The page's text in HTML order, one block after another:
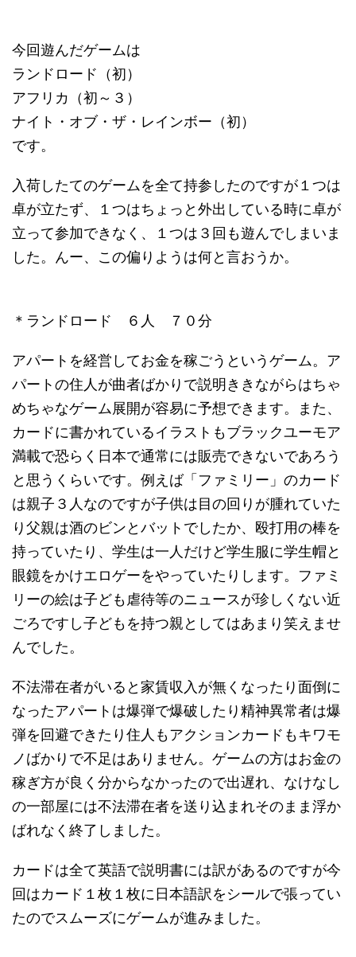
今回遊んだゲームは
ランドロード（初）
アフリカ（初～３）
ナイト・オブ・ザ・レインボー（初）
です。
入荷したてのゲームを全て持参したのですが１つは
卓が立たず、１つはちょっと外出している時に卓が
立って参加できなく、１つは３回も遊んでしまいま
した。んー、この偏りようは何と言おうか。
＊ランドロード ６人 ７０分
アパートを経営してお金を稼ごうというゲーム。ア
パートの住人が曲者ばかりで説明ききながらはちゃ
めちゃなゲーム展開が容易に予想できます。また、
カードに書かれているイラストもブラックユーモア
満載で恐らく日本で通常には販売できないであろう
と思うくらいです。例えば「ファミリー」のカード
は親子３人なのですが子供は目の回りが腫れていた
り父親は酒のビンとバットでしたか、殴打用の棒を
持っていたり、学生は一人だけど学生服に学生帽と
眼鏡をかけエロゲーをやっていたりします。ファミ
リーの絵は子ども虐待等のニュースが珍しくない近
ごろですし子どもを持つ親としてはあまり笑えませ
んでした。
不法滞在者がいると家賃収入が無くなったり面倒に
なったアパートは爆弾で爆破したり精神異常者は爆
弾を回避できたり住人もアクションカードもキワモ
ノばかりで不足はありません。ゲームの方はお金の
稼ぎ方が良く分からなかったので出遅れ、なけなし
の一部屋には不法滞在者を送り込まれそのまま浮か
ばれなく終了しました。
カードは全て英語で説明書には訳があるのですが今
回はカード１枚１枚に日本語訳をシールで張ってい
たのでスムーズにゲームが進みました。